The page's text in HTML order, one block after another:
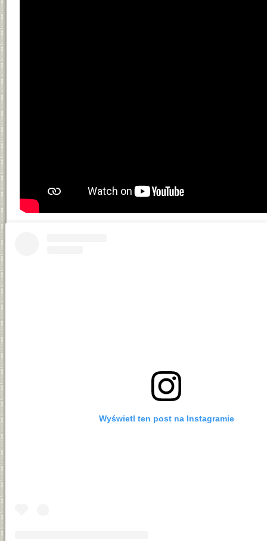
Wyświetl ten post na Instagramie